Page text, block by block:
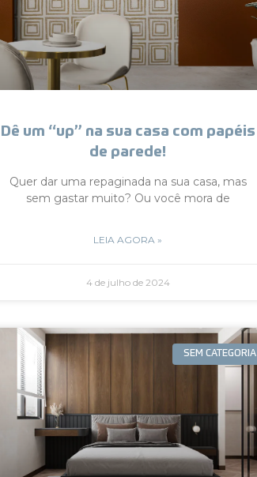
Dê um “up” na sua casa com papéis
de parede!
Quer dar uma repaginada na sua casa, mas
sem gastar muito? Ou você mora de
LEIA AGORA »
4 de julho de 2024
SEM CATEGORIA